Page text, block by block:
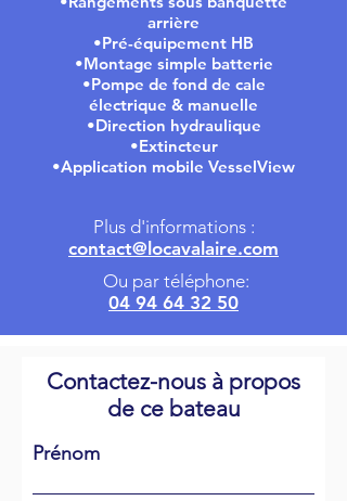
arrière
•Pré-équipement HB
•Montage simple batterie
•Pompe de fond de cale
électrique & manuelle
•Direction hydraulique
•Extincteur
•Application mobile VesselView
Plus d'informations :
contact@locavalaire.com
Ou par téléphone:
04 94 64 32 50
Contactez-nous à propos
de ce bateau
Prénom